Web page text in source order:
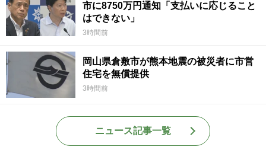
市に8750万円通知「支払いに応じること
はできない」
3時間前
岡山県倉敷市が熊本地震の被災者に市営
住宅を無償提供
3時間前
ニュース記事一覧